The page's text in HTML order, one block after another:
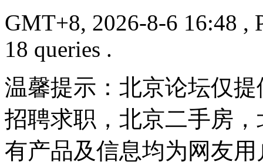
GMT+8, 2026-8-6 16:48 ,
18 queries .
温馨提示：北京论坛仅
招聘求职，北京二手房
有产品及信息均为网友